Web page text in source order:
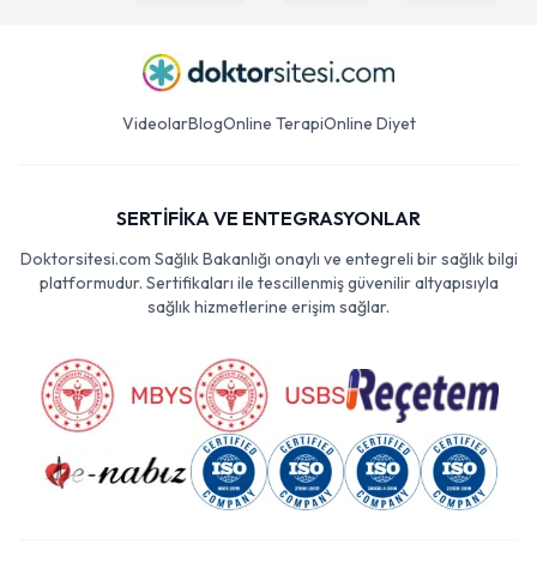
VideolarBlogOnline TerapiOnline Diyet
SERTİFİKA VE ENTEGRASYONLAR
Doktorsitesi.com Sağlık Bakanlığı onaylı ve entegreli bir sağlık bilgi
platformudur. Sertifikaları ile tescillenmiş güvenilir altyapısıyla
sağlık hizmetlerine erişim sağlar.